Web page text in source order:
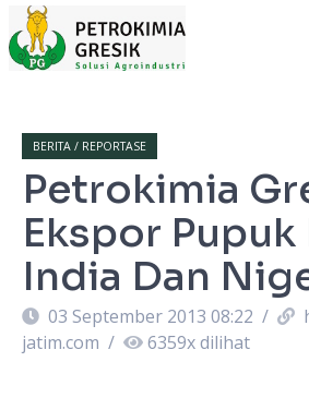
BERITA / REPORTASE
Petrokimia
Ekspor Pupuk
India Dan
03 September 2013 08:22 /
jatim.com / 6359x dilihat